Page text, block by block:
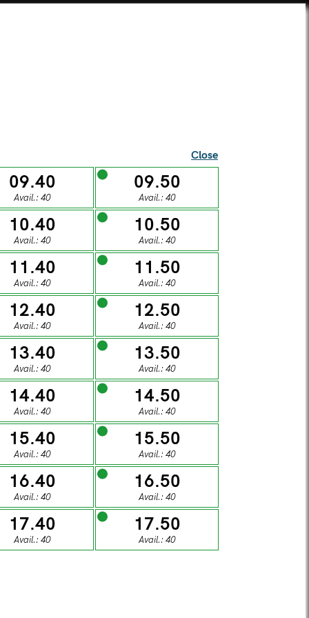
Alberti Temple
visitors
S
SUNDAY
02
SUNDAY
09
SUNDAY
16
SUNDAY
23
Close
09.40
Avail.: 40
09.50
Avail.: 40
10.40
Avail.: 40
10.50
Avail.: 40
11.40
Avail.: 40
11.50
Avail.: 40
12.40
Avail.: 40
12.50
Avail.: 40
13.40
Avail.: 40
13.50
Avail.: 40
14.40
Avail.: 40
14.50
Avail.: 40
15.40
Avail.: 40
15.50
Avail.: 40
16.40
Avail.: 40
16.50
Avail.: 40
17.40
Avail.: 40
17.50
Avail.: 40